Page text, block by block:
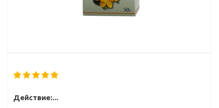
Действие:...